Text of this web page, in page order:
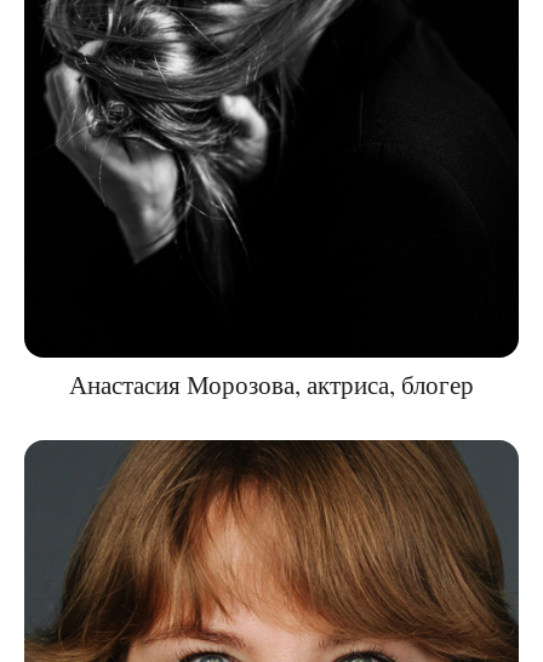
Анастасия Морозова, актриса, блогер